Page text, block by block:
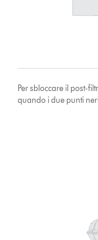
Per sbloccare il post-
quando i due punti